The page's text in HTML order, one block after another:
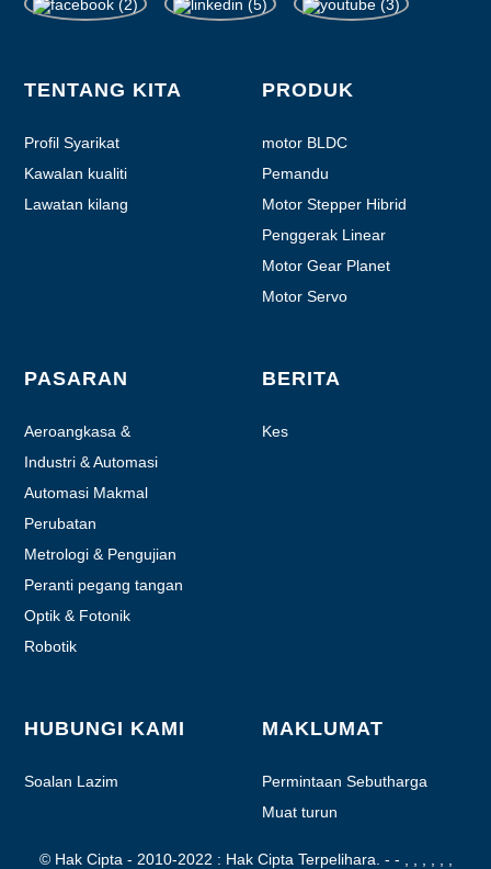
TENTANG KITA
Profil Syarikat
Kawalan kualiti
Lawatan kilang
PRODUK
motor BLDC
Pemandu
Motor Stepper Hibrid
Penggerak Linear
Motor Gear Planet
Motor Servo
PASARAN
Aeroangkasa &
Penerbangan
Industri & Automasi
Automasi Makmal
Perubatan
Metrologi & Pengujian
Peranti pegang tangan
bermotor
Optik & Fotonik
Robotik
BERITA
Kes
HUBUNGI KAMI
Soalan Lazim
MAKLUMAT
Permintaan Sebutharga
Muat turun
© Hak Cipta - 2010-2022 : Hak Cipta Terpelihara. - - , , , , , ,